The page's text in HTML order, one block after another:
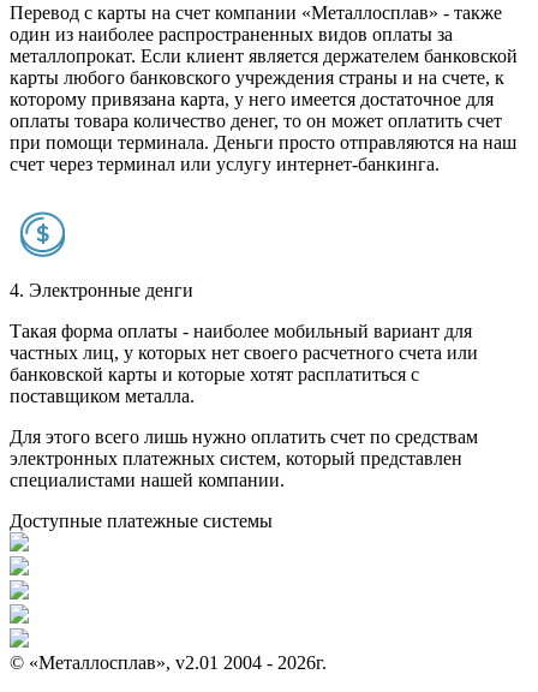
Перевод с карты на счет компании «Металлосплав» - также
один из наиболее распространенных видов оплаты за
металлопрокат. Если клиент является держателем банковской
карты любого банковского учреждения страны и на счете, к
которому привязана карта, у него имеется достаточное для
оплаты товара количество денег, то он может оплатить счет
при помощи терминала. Деньги просто отправляются на наш
счет через терминал или услугу интернет-банкинга.
4. Электронные денги
Такая форма оплаты - наиболее мобильный вариант для
частных лиц, у которых нет своего расчетного счета или
банковской карты и которые хотят расплатиться с
поставщиком металла.
Для этого всего лишь нужно оплатить счет по средствам
электронных платежных систем, который представлен
специалистами нашей компании.
Доступные платежные системы
© «Металлосплав», v2.01 2004 - 2026г.